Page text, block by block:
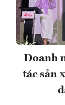
Doanh
tác sản